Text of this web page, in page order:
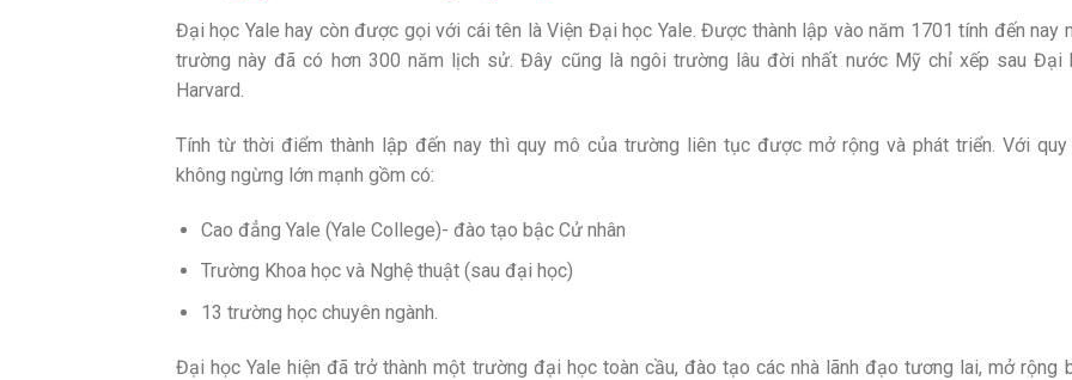
Đại học Yale hay còn được gọi với cái tên là Viện Đại học Yale. Được thành lập vào năm 1701 tính đến nay
trường này đã có hơn 300 năm lịch sử. Đây cũng là ngôi trường lâu đời nhất nước Mỹ chỉ xếp sau Đại
Harvard.
Tính từ thời điểm thành lập đến nay thì quy mô của trường liên tục được mở rộng và phát triển. Với quy
không ngừng lớn mạnh gồm có:
Cao đẳng Yale (Yale College)- đào tạo bậc Cử nhân
Trường Khoa học và Nghệ thuật (sau đại học)
13 trường học chuyên ngành.
Đại học Yale hiện đã trở thành một trường đại học toàn cầu, đào tạo các nhà lãnh đạo tương lai, mở rộng